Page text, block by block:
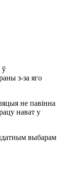
ў
з-за яго
не павінна
нават у
выбарам